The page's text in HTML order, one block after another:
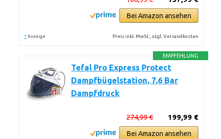
Bei Amazon ansehen
* Anzeige Preis inkl. MwSt., zzgl. Versandkosten
EMPFEHLUNG
Tefal Pro Express Protect
Dampfbügelstation, 7,6 Bar
Dampfdruck
199,99 €
274,99 €
Bei Amazon ansehen